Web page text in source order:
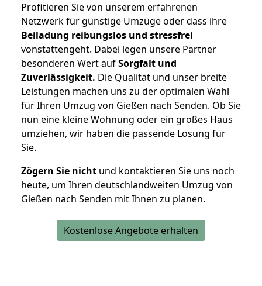
Profitieren Sie von unserem erfahrenen
Netzwerk für günstige Umzüge oder dass ihre
Beiladung reibungslos und stressfrei
vonstattengeht. Dabei legen unsere Partner
besonderen Wert aufSorgfalt und
Zuverlässigkeit. Die Qualität und unser breite
Leistungen machen uns zu der optimalen Wahl
für Ihren Umzug von Gießen nach Senden. Ob Sie
nun eine kleine Wohnung oder ein großes Haus
umziehen, wir haben die passende Lösung für
Sie.
Zögern Sie nicht und kontaktieren Sie uns noch
heute, um Ihren deutschlandweiten Umzug von
Gießen nach Senden mit Ihnen zu planen.
Kostenlose Angebote erhalten